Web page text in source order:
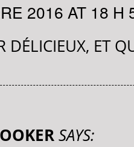
2016 AT 18 H
DÉLICIEUX, ET
SAYS: